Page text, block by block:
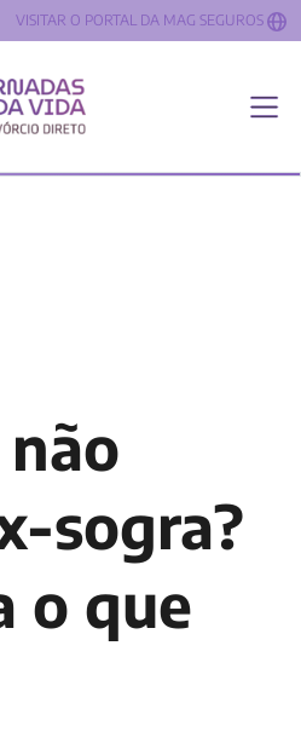
VISITAR O PORTAL DA MAG SEGUROS
sogra?
o que